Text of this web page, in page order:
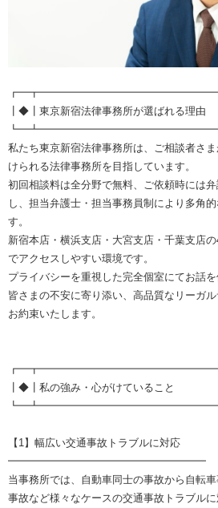
┃◆┃東京新宿法律事務所が選ばれる理由
私たち東京新宿法律事務所は、ご相談者さ
けられる法律事務所を目指しています。
初回相談料は全分野で無料、ご依頼時には
し、担当弁護士・担当事務員制により多角
す。
新宿本店・横浜支店・大宮支店・千葉支店
でアクセスしやすい環境です。
プライバシーを重視した完全個室にてお話を
皆さまの不安に寄り添い、高品質なリーガ
お約束いたします。
┃◆┃私の強み・心がけていること
【1】幅広い交通事故トラブルに対応
━━━━━━━━━━━━━━━━━━━
当事務所では、自動車同士の事故から自転
事故など様々なケースの交通事故トラブルに